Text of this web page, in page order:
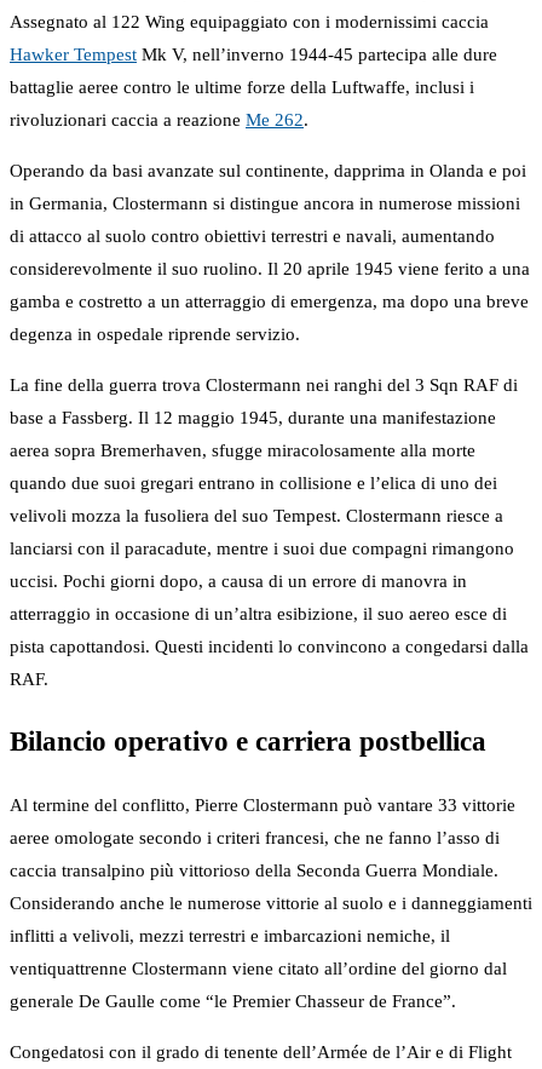
Assegnato al 122 Wing equipaggiato con i modernissimi caccia
Hawker Tempest Mk V, nell’inverno 1944-45 partecipa alle dure
battaglie aeree contro le ultime forze della Luftwaffe, inclusi i
rivoluzionari caccia a reazione Me 262.
Operando da basi avanzate sul continente, dapprima in Olanda e poi
in Germania, Clostermann si distingue ancora in numerose missioni
di attacco al suolo contro obiettivi terrestri e navali, aumentando
considerevolmente il suo ruolino. Il 20 aprile 1945 viene ferito a una
gamba e costretto a un atterraggio di emergenza, ma dopo una breve
degenza in ospedale riprende servizio.
La fine della guerra trova Clostermann nei ranghi del 3 Sqn RAF di
base a Fassberg. Il 12 maggio 1945, durante una manifestazione
aerea sopra Bremerhaven, sfugge miracolosamente alla morte
quando due suoi gregari entrano in collisione e l’elica di uno dei
velivoli mozza la fusoliera del suo Tempest. Clostermann riesce a
lanciarsi con il paracadute, mentre i suoi due compagni rimangono
uccisi. Pochi giorni dopo, a causa di un errore di manovra in
atterraggio in occasione di un’altra esibizione, il suo aereo esce di
pista capottandosi. Questi incidenti lo convincono a congedarsi dalla
RAF.
Bilancio operativo e carriera postbellica
Al termine del conflitto, Pierre Clostermann può vantare 33 vittorie
aeree omologate secondo i criteri francesi, che ne fanno l’asso di
caccia transalpino più vittorioso della Seconda Guerra Mondiale.
Considerando anche le numerose vittorie al suolo e i danneggiamenti
inflitti a velivoli, mezzi terrestri e imbarcazioni nemiche, il
ventiquattrenne Clostermann viene citato all’ordine del giorno dal
generale De Gaulle come “le Premier Chasseur de France”.
Congedatosi con il grado di tenente dell’Armée de l’Air e di Flight